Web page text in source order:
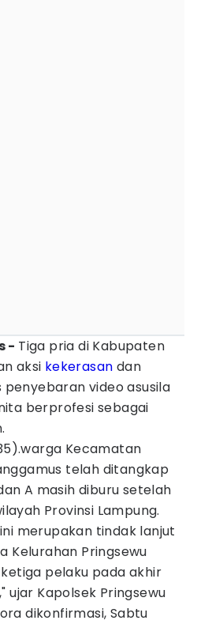
- Tiga pria di Kabupaten
aksi kekerasan dan
penyebaran video asusila
berprofesi sebagai
Kecamatan
telah ditangkap
A masih diburu setelah
Provinsi Lampung.
ini merupakan tindak lanjut
Kelurahan Pringsewu
pelaku pada akhir
ujar Kapolsek Pringsewu
dikonfirmasi, Sabtu